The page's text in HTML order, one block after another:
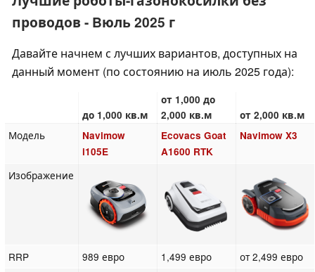
проводов - Bюль 2025 г
Давайте начнем с лучших вариантов, доступных на
данный момент (по состоянию на июль 2025 года):
до 1,000 кв.м
от 1,000 до
2,000 кв.м
от 2,000 кв.м
Модель
Navimow
i105E
Ecovacs Goat
A1600 RTK
Navimow X3
Изображение
RRP 989 евро 1,499 евро
от 2,499 евро